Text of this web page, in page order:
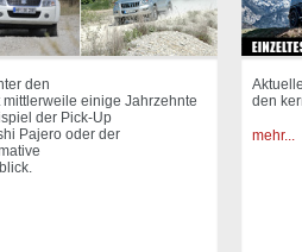
den
einige Jahrzehnte
der Pick-Up
Pajero oder der
den
mehr...